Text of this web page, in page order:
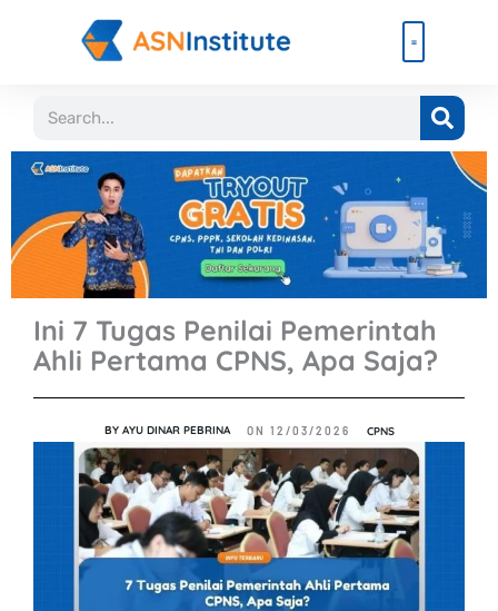
Search
Ini 7 Tugas Penilai Pemerintah
Ahli Pertama CPNS, Apa Saja?
BYAYU DINAR PEBRINA ON 12/03/2026 CPNS